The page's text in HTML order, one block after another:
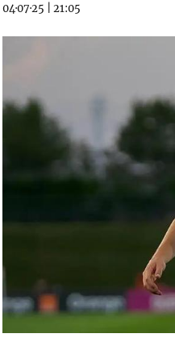
04·07·25 21:05